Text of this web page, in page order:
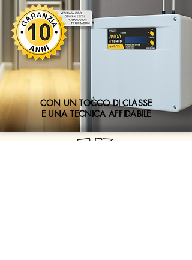
CON UN TOCCO DI CLASSE
E UNA TECNICA AFFIDABILE